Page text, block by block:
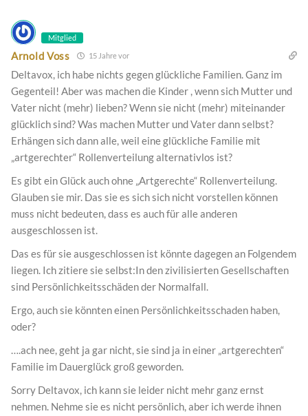
Mitglied
Arnold Voss 15 Jahre vor
Deltavox, ich habe nichts gegen glückliche Familien. Ganz im
Gegenteil! Aber was machen die Kinder , wenn sich Mutter und
Vater nicht (mehr) lieben? Wenn sie nicht (mehr) miteinander
glücklich sind? Was machen Mutter und Vater dann selbst?
Erhängen sich dann alle, weil eine glückliche Familie mit
„artgerechter“ Rollenverteilung alternativlos ist?
Es gibt ein Glück auch ohne „Artgerechte“ Rollenverteilung.
Glauben sie mir. Das sie es sich sich nicht vorstellen können
muss nicht bedeuten, dass es auch für alle anderen
ausgeschlossen ist.
Das es für sie ausgeschlossen ist könnte dagegen an Folgendem
liegen. Ich zitiere sie selbst:In den zivilisierten Gesellschaften
sind Persönlichkeitsschäden der Normalfall.
Ergo, auch sie könnten einen Persönlichkeitsschaden haben,
oder?
….ach nee, geht ja gar nicht, sie sind ja in einer „artgerechten“
Familie im Dauerglück groß geworden.
Sorry Deltavox, ich kann sie leider nicht mehr ganz ernst
nehmen. Nehme sie es nicht persönlich, aber ich werde ihnen